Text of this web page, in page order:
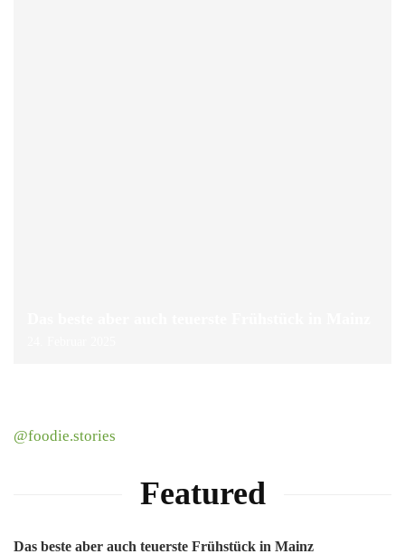
@foodie.stories
Featured
Das beste aber auch teuerste Frühstück in Mainz